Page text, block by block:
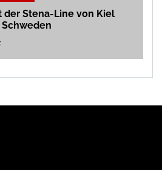
der Stena-Line von Kiel